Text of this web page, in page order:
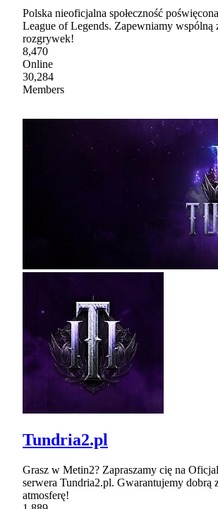
Polska nieoficjalna społeczność
League of Legends. Zapewniamy wspólną
rozgrywek!
8,470
Online
30,284
Members
Tundria2.pl
Grasz w Metin2? Zapraszamy cię na
serwera Tundria2.pl. Gwarantujemy dobrą
atmosferę!